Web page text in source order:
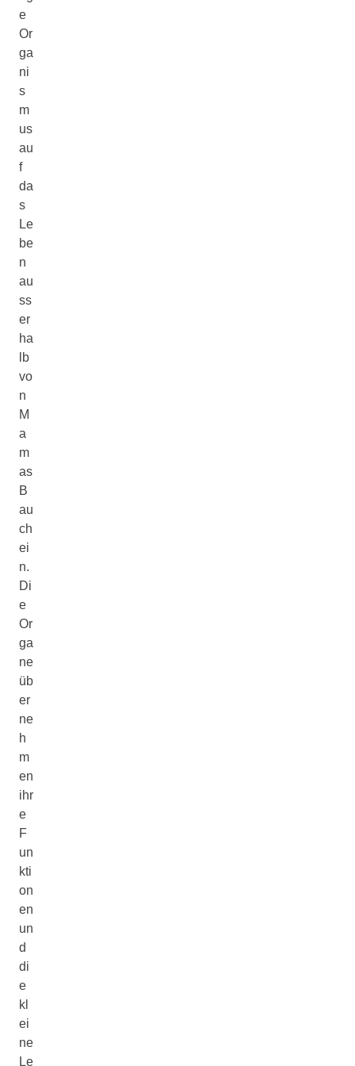
e
Or
ga
ni
s
m
us
au
f
da
s
Le
be
n
au
ss
er
ha
lb
vo
n
M
a
m
as
B
au
ch
ei
n.
Di
e
Or
ga
ne
üb
er
ne
h
m
en
ihr
e
F
un
kti
on
en
un
d
di
e
kl
ei
ne
Le